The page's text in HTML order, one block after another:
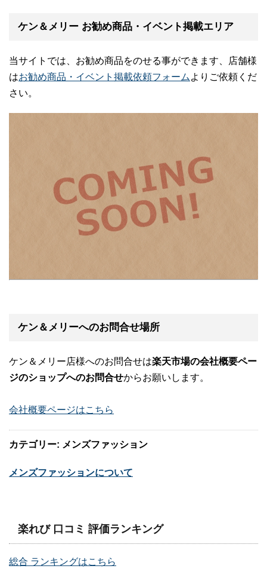
ケン＆メリー お勧め商品・イベント掲載エリア
当サイトでは、お勧め商品をのせる事ができます、店舗様
はお勧め商品・イベント掲載依頼フォーム よりご依頼くだ
さい。
ケン＆メリーへのお問合せ場所
ケン＆メリー店様へのお問合せは楽天市場の会社概要ペー
ジのショップへのお問合せからお願いします。
会社概要ページはこちら
カテゴリー: メンズファッション
メンズファッションについて
楽れび 口コミ 評価ランキング
総合 ランキングはこちら